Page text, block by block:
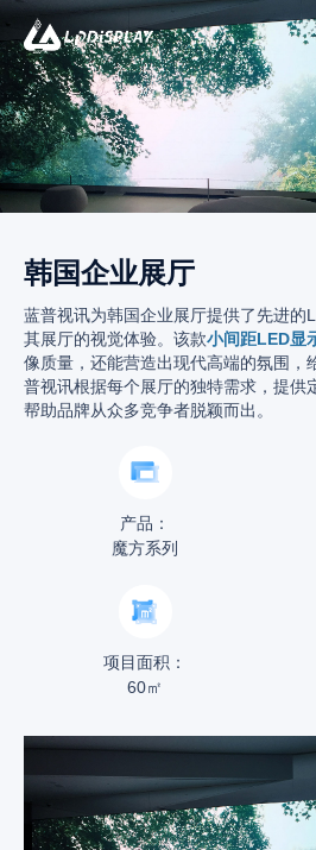
韩国企业展厅
蓝普视讯为韩国企业展厅提供了先进的
其展厅的视觉体验。该款小间距LED显
像质量，还能营造出现代高端的氛围，
普视讯根据每个展厅的独特需求，提供
帮助品牌从众多竞争者脱颖而出。
产品：
魔方系列
项目面积：
60㎡